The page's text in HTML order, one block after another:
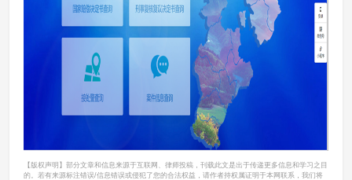
【版权声明】部分文章和信息来源于互联网、律师投稿，刊载此文是出于传递更多信息和学习之目
的。若有来源标注错误/信息错误或侵犯了您的合法权益，请作者持权属证明于本网联系，我们将